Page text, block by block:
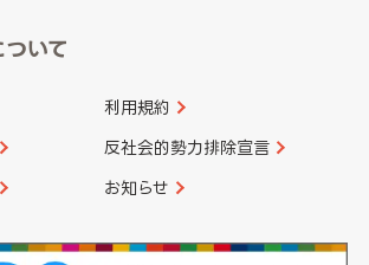
ついて
利用規約
反社会的勢力排除宣言
お知らせ